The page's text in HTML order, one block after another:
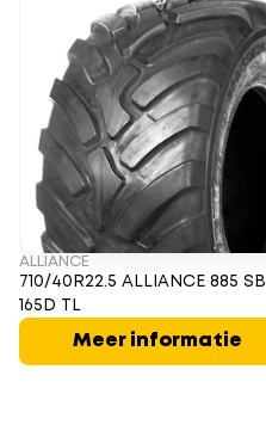
ALLIANCE
710/40R22.5 ALLIANCE 885 SB
165D TL
Meer informatie